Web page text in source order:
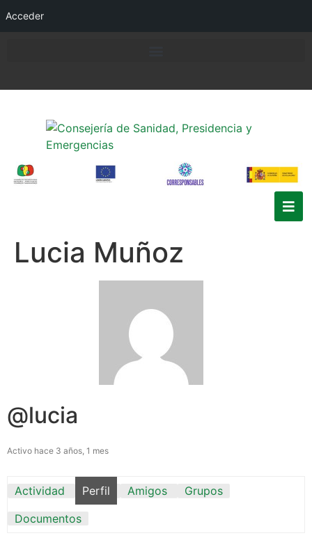
Acceder
Lucia Muñoz
@lucia
Activo hace 3 años, 1 mes
Actividad Perfil Amigos
Grupos
Documentos